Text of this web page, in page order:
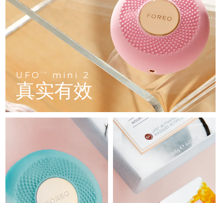
UFO TM mini 2
真实有效
LUNA™ 4 go
For travel or gym bag
LUNA™ 护肤
Premium cleansers & balm
LUNA™ 设备
All facial cleansing devices
BEAR™ 设备
All premium facelift devices
UFO™ 3 go
Portable red light therapy
面膜
Rejuvenation & hydration
UFO™ 设备
All deep facial hydration devices
issa™ 4 baby
For ages 0-3
issa™ Teeth Whitening Set
Dual LED + sonic device & 18% PAP gel
ISSA™ 设备
All silicone sonic toothbrushes
FAQ™ 102
Advanced clinical anti-aging
FAQ™ 103
Luxurious clinical anti-aging set
FAQ™ P1 Primer
Manuka honey primer
FAQ™护肤品
All FAQ™ skincare
FAQ™ 202
LED mask
FAQ™ 211
Anti-aging neck & décolleté LED mask
FAQ™ 221
Anti-aging LED hand mask
FAQ™护肤品
All FAQ™ skincare
生发
FAQ™ 301
LED hair strengthening scalp massager
FAQ™ Scalp Serum
Scalp recovery probiotic serum
FAQ™护肤品
All FAQ™ skincare
FAQ™产品
All hair treatments
肌肤年轻化
FAQ™ 501
Full-Spectrum Red Light Therapy
FAQ™ 502
Full-Spectrum Red Light Therapy
FAQ™ Red Light Serum
FAQ™ skincare
All FAQ™ skincare
NEW
专业治疗
脱毛
PEACH™ 2 Pro Max
Professional IPL hair removal device
身体护理
BEAR™ 2 body
Microcurrent body toning
克罗地亚 预计送达日期8/9/26
塞浦路斯 预计送达日期8/10/26
预计送达日期 8/9/26
丹麦 预计送达日期 8/9/26
爱沙尼亚 预计送达日期8/9/26
预计送达日期8/9/26
预计送达日期8/9/26
法属波利尼西亚 预计送达日期
德国 预计送达日期 8/9/26